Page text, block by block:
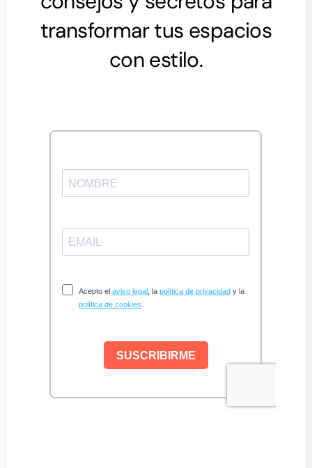
transformar tus espacios
con estilo.